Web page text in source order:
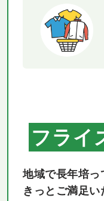
フライ
地域で長年培
きっとご満足